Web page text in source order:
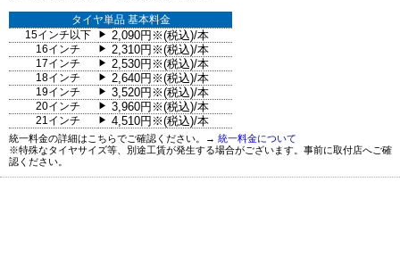
タイヤ単品 基本料金
15インチ以下
▶ 2,090円※(税込)/本
16インチ ▶ 2,310円※(税込)/本
17インチ ▶ 2,530円※(税込)/本
18インチ ▶ 2,640円※(税込)/本
19インチ ▶ 3,520円※(税込)/本
20インチ ▶ 3,960円※(税込)/本
21インチ ▶ 4,510円※(税込)/本
統一料金の詳細はこちらでご確認ください。→ 統一料金について
※特殊なタイヤサイズ等、別途工賃が発生する場合がございます。事前に取付店へご確
認ください。